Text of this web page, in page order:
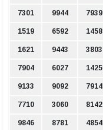
7301 9944 7939
1519 6592 1458
1621 9443 3803
7904 6027 1425
9133 9092 7914
7710 3060 8142
9846 8781 4854